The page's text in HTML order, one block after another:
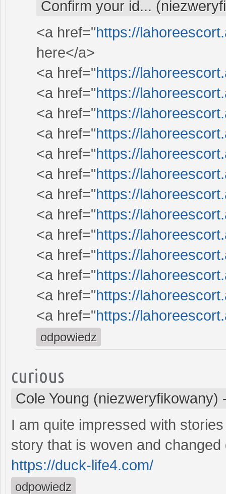
Confirm your id...
<a href="https://
here</a>
<a href="https://
<a href="https://
<a href="https://
<a href="https://
<a href="https://
<a href="https://
<a href="https://
<a href="https://
<a href="https://
<a href="https://
<a href="https://
<a href="https://
<a href="https://
odpowiedz
curious
Cole Young (niezweryfikowany)
I am quite impressed with
story that is woven and
https://duck-life4.com/
odpowiedz